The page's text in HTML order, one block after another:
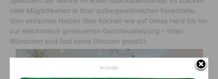
viele Möglichkeiten in Ihrer außergewöhnlichen Feuerstelle.
Vom einfachen Heizen über Kochen wie auf Omas Herd bis hin
zur elektronisch gesteuerten Ganzhausheizung – Ihren
Wünschen sind fast keine Grenzen gesetzt.
Anzeige